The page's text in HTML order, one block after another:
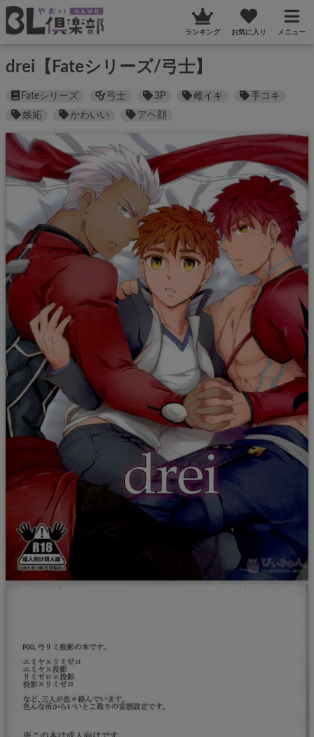
ランキング お気に入り メニュー
drei【Fateシリーズ/弓士】
Fateシリーズ 弓士 3P 雌イキ
手コキ
嫉妬
かわいい アヘ顔